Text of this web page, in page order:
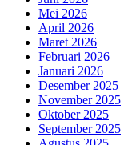
Mei 2026
April 2026
Maret 2026
Februari 2026
Januari 2026
Desember 2025
November 2025
Oktober 2025
September 2025